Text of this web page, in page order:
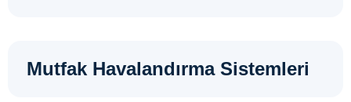
Mutfak Havalandırma Sistemleri